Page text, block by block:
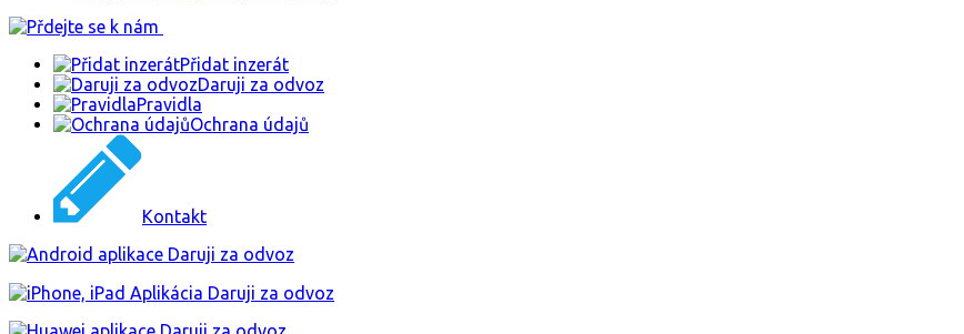
Přidat inzerát
Daruji za odvoz
Pravidla
Ochrana údajů
Kontakt